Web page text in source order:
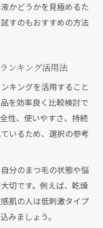
かどうかを見極めるた
すのもおすすめの方法
ンキング活用法
キングを活用すること
を効率良く比較検討で
性、使いやすさ、持続
いるため、選択の参考
分のまつ毛の状態や悩
切です。例えば、乾燥
肌の人は低刺激タイプ
みましょう。